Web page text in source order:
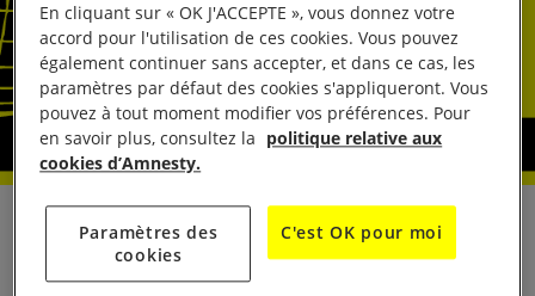
Lance Shockley a été exécuté dans le Missouri le 14
octobre 2025 pour le meurtre d’un policier mort en
En cliquant sur « OK J'ACCEPTE », vous donnez votre
accord pour l'utilisation de ces cookies. Vous pouvez
également continuer sans accepter, et dans ce cas, les
paramètres par défaut des cookies s'appliqueront. Vous
pouvez à tout moment modifier vos préférences. Pour
en savoir plus, consultez la politique relative aux
cookies d’Amnesty.
Paramètres des
cookies
C'est OK pour moi